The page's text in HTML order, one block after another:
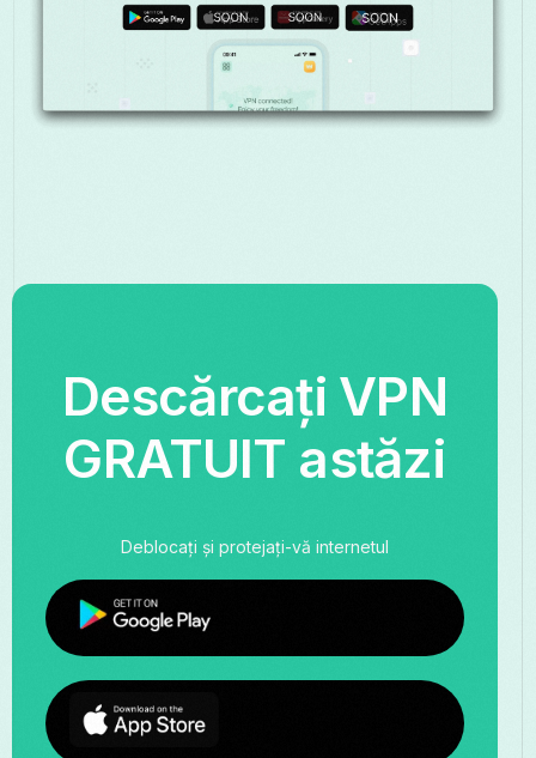
Descărcați VPN
GRATUIT astăzi
Deblocați și protejați-vă internetul